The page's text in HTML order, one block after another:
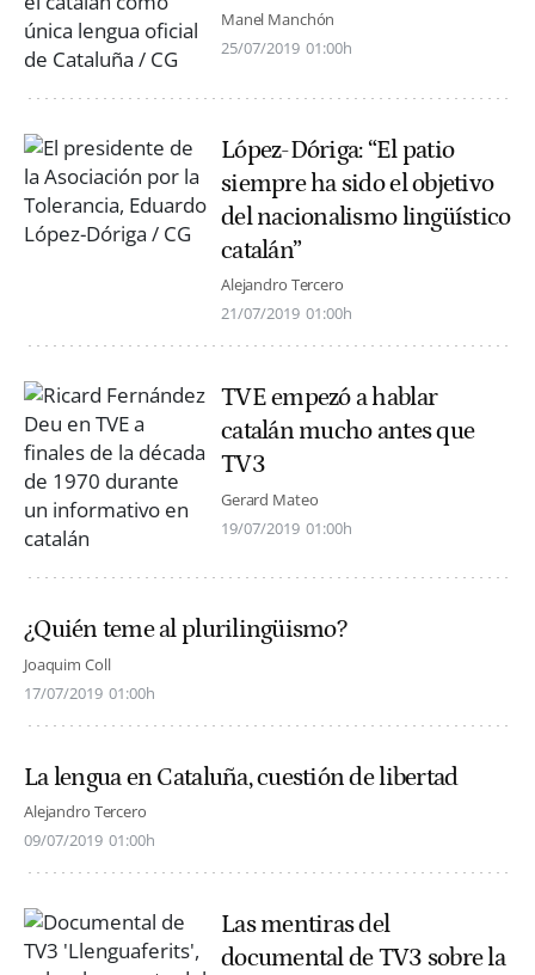
Manel Manchón
25/07/2019 01:00h
López-Dóriga: “El patio
siempre ha sido el objetivo
del nacionalismo lingüístico
catalán”
Alejandro Tercero
21/07/2019 01:00h
TVE empezó a hablar
catalán mucho antes que
TV3
Gerard Mateo
19/07/2019 01:00h
¿Quién teme al plurilingüismo?
Joaquim Coll
17/07/2019 01:00h
La lengua en Cataluña, cuestión de libertad
Alejandro Tercero
09/07/2019 01:00h
Las mentiras del
documental de TV3 sobre la